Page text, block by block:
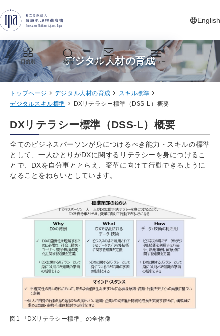
English
新しいタ
目的別 検索 お問い合わせ メニュー
デジタル人材の育成
トップページ デジタル人材の育成
スキル標準
デジタルスキル標準
DXリテラシー標準（DSS-L）概要
DXリテラシー標準（DSS-L）概要
全てのビジネスパーソンが身につけるべき能力・スキルの標準
として、一人ひとりがDXに関するリテラシーを身につけるこ
とで、DXを自分事ととらえ、変革に向けて行動できるように
なることをねらいとしています。
図1 「DXリテラシー標準」の全体像